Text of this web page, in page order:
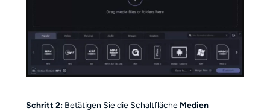
Schritt 2:Betätigen Sie die Schaltfläche Medien